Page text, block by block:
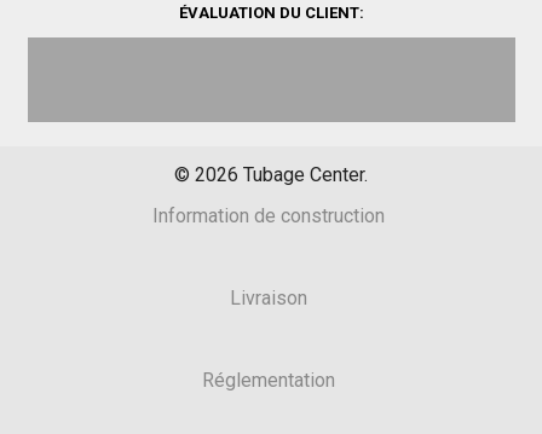
ÉVALUATION DU CLIENT:
© 2026 Tubage Center.
Information de construction
Livraison
Réglementation